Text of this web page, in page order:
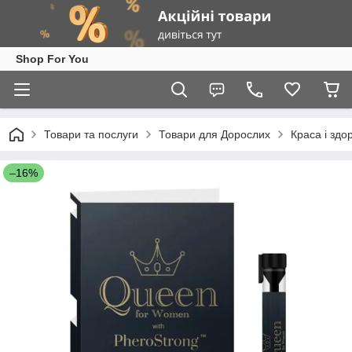
Shop For You
Товари та послуги Товари для Дорослих Краса і
–16%